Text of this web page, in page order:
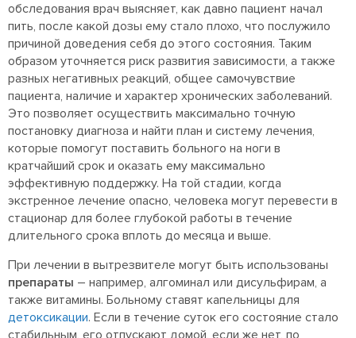
обследования врач выясняет, как давно пациент начал
пить, после какой дозы ему стало плохо, что послужило
причиной доведения себя до этого состояния. Таким
образом уточняется риск развития зависимости, а также
разных негативных реакций, общее самочувствие
пациента, наличие и характер хронических заболеваний.
Это позволяет осуществить максимально точную
постановку диагноза и найти план и систему лечения,
которые помогут поставить больного на ноги в
кратчайший срок и оказать ему максимально
эффективную поддержку. На той стадии, когда
экстренное лечение опасно, человека могут перевести в
стационар для более глубокой работы в течение
длительного срока вплоть до месяца и выше.
При лечении в вытрезвителе могут быть использованы
препараты – например, алгоминал или дисульфирам, а
также витамины. Больному ставят капельницы для
детоксикации. Если в течение суток его состояние стало